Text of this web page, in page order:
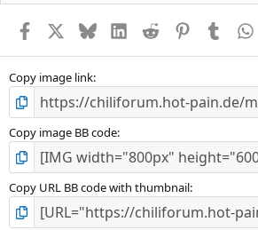
Facebook BlueskyLinkedInReddit PinterestTumblr
Copy image link
Copy image BB code
Copy URL BB code with thumbnail